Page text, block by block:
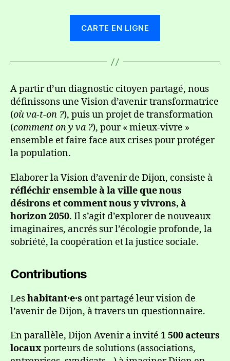
CARTE EN LIGNE
A partir d’un diagnostic citoyen partagé, nous
définissons une Vision d’avenir transformatrice
(où va-t-on ?), puis un projet de transformation
(comment on y va ?), pour « mieux-vivre »
ensemble et faire face aux crises pour protéger
la population.
Elaborer la Vision d’avenir de Dijon, consiste à
réfléchir ensemble à la ville que nous
désirons et comment nous y vivrons, à
horizon 2050. Il s’agit d’explorer de nouveaux
imaginaires, ancrés sur l’écologie profonde, la
sobriété, la coopération et la justice sociale.
Contributions
Leshabitant·e·s ont partagé leur vision de
l’avenir de Dijon, à travers un questionnaire.
En parallèle, Dijon Avenir a invité 1 500 acteurs
locauxporteurs de solutions (associations,